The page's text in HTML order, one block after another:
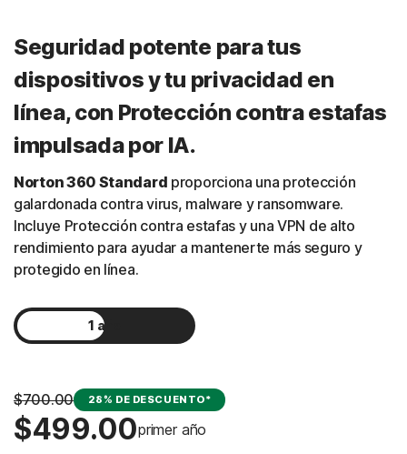
Seguridad potente para tus
dispositivos y tu privacidad en
línea, con Protección contra estafas
impulsada por IA.
Norton 360 Standard proporciona una protección
galardonada contra virus, malware y ransomware.
Incluye Protección contra estafas y una VPN de alto
rendimiento para ayudar a mantenerte más seguro y
protegido en línea.
1 año
$700.00 28% DE DESCUENTO*
$499.00primer año